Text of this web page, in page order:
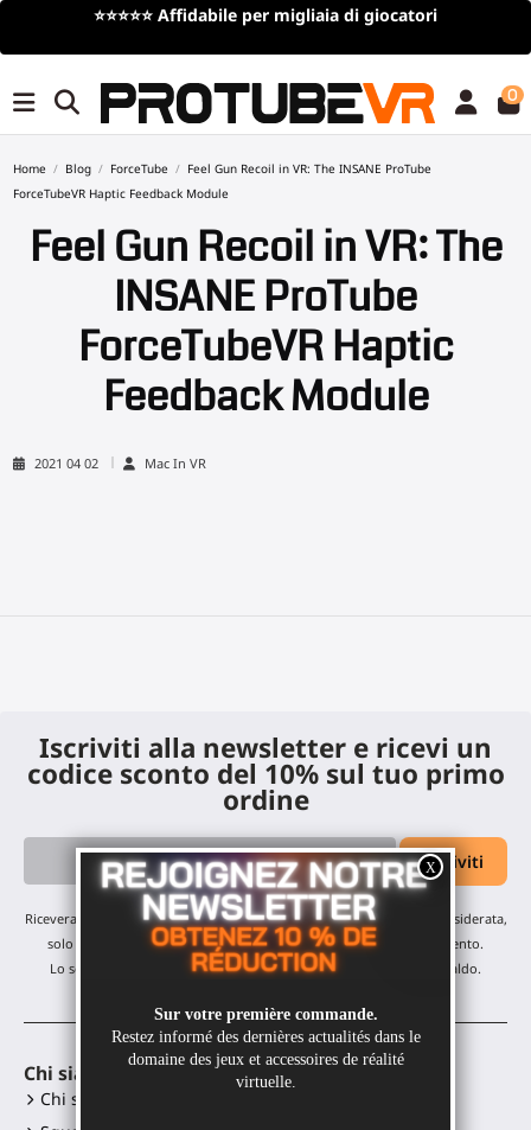
⭐⭐⭐⭐⭐ Affidabile per migliaia di giocatori
0
Home Blog ForceTube
Feel Gun Recoil in VR: The INSANE ProTube
ForceTubeVR Haptic Feedback Module
Feel Gun Recoil in VR: The
INSANE ProTube
ForceTubeVR Haptic
Feedback Module
2021 04 02 Mac In VR
Iscriviti alla newsletter e ricevi un
codice sconto del 10% sul tuo primo
ordine
Riceverai i nostri aggiornamenti mensili e offerte: nessuna email indesiderata,
solo un'email al mese! Puoi annullare l'iscrizione in qualsiasi momento.
Lo sconto è valido su tutti i nostri prodotti, esclusi gli articoli in saldo.
Chi siamo
Chi siamo?
Accessori VR